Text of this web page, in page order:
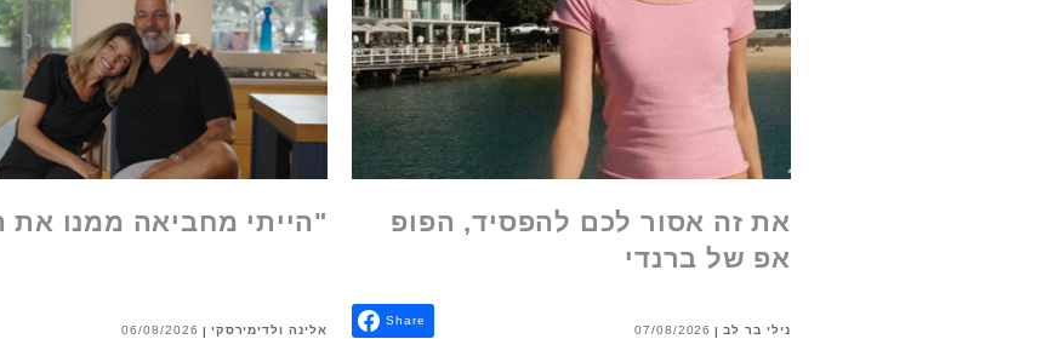
את זה אסור לכם להפסיד, הפופ
אפ של ברנדי
נילי בר לב 07/08/2026
Share
"הייתי מחביאה ממנו
אלינה ולדימירסקי 06/08/2026